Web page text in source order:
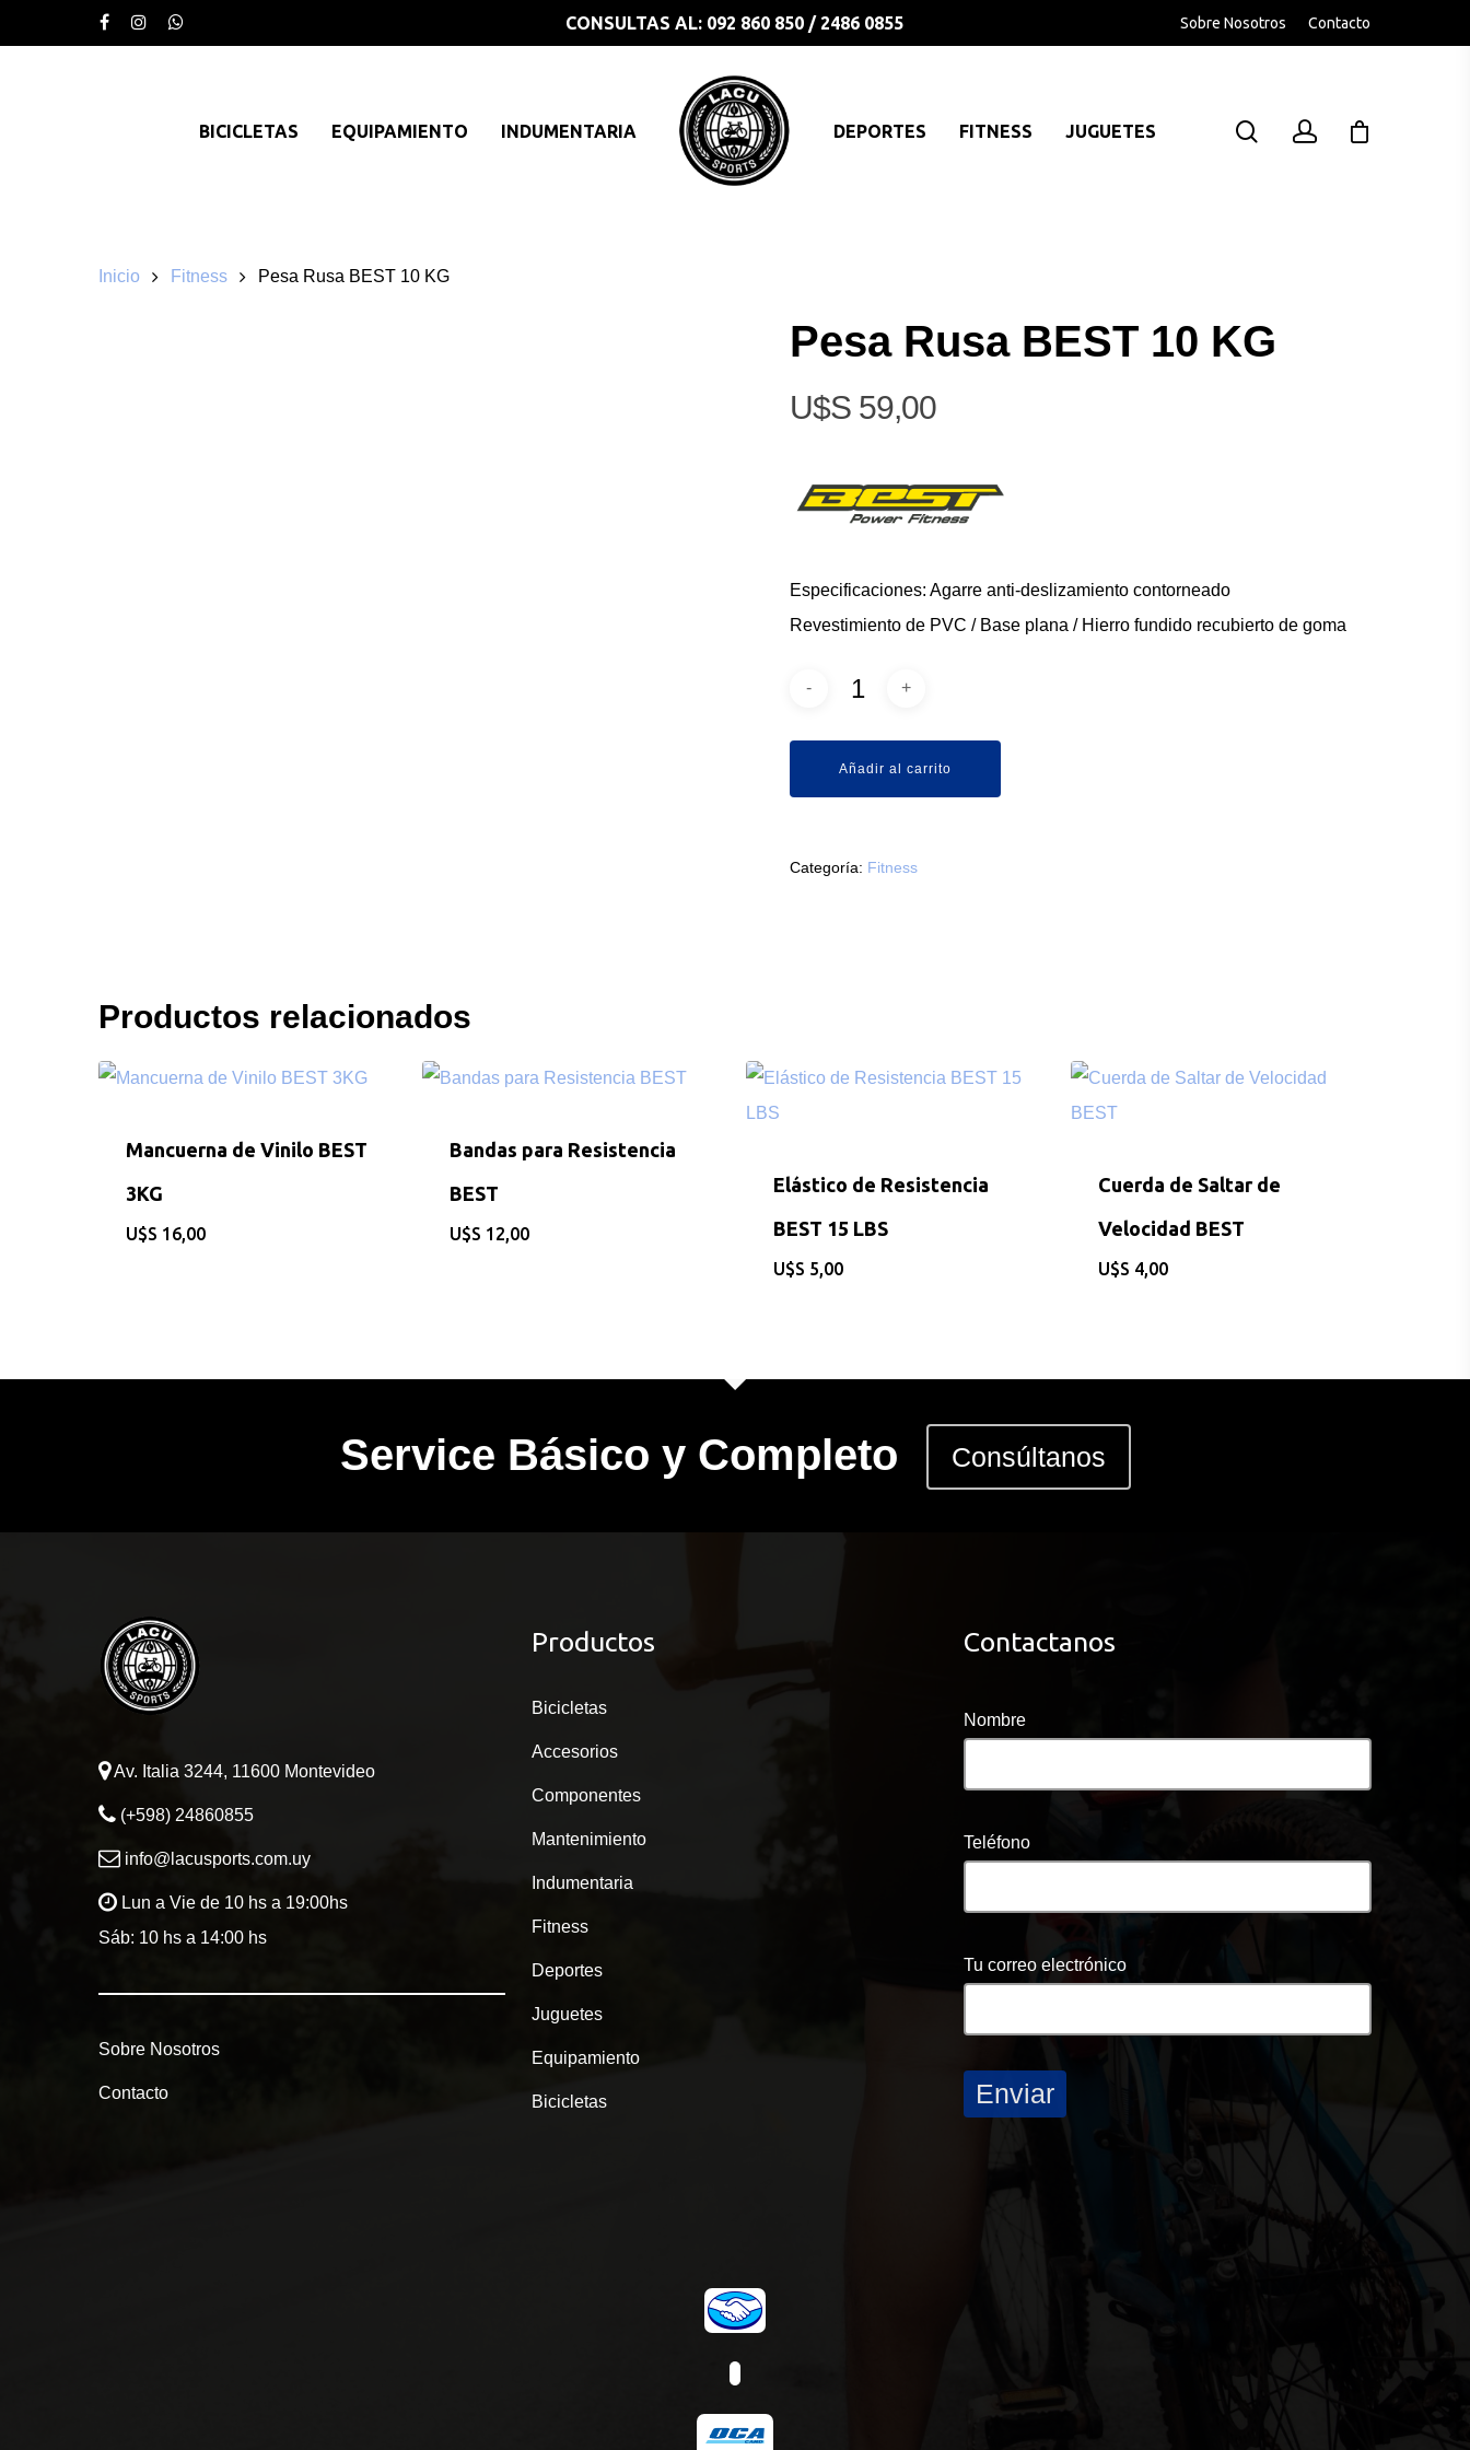
CONSULTAS AL: 092 860 850 / 2486 0855 Sobre Nosotros Contacto
BICICLETAS EQUIPAMIENTO INDUMENTARIA DEPORTES FITNESS JUGUETES
Inicio Fitness Pesa Rusa BEST 10 KG
Pesa Rusa BEST 10 KG
$ 59,00
Especificaciones: Agarre anti-deslizamiento contorneado
Revestimiento de PVC / Base plana / Hierro fundido recubierto de goma
Añadir al carrito
Categoría: Fitness
Productos relacionados
Mancuerna de Vinilo BEST
3KG
$ 16,00
Bandas para Resistencia
BEST
$ 12,00
Elástico de Resistencia
BEST 15 LBS
$ 5,00
Cuerda de Saltar de
Velocidad BEST
$ 4,00
Service Básico y Completo Consúltanos
Av. Italia 3244, 11600 Montevideo
(+598) 24860855
info@lacusports.com.uy
Lun a Vie de 10 hs a 19:00hs
Sáb: 10 hs a 14:00 hs
Sobre Nosotros
Contacto
Productos
Bicicletas
Accesorios
Componentes
Mantenimiento
Indumentaria
Fitness
Deportes
Juguetes
Equipamiento
Bicicletas
Contactanos
Nombre
Teléfono
Tu correo electrónico